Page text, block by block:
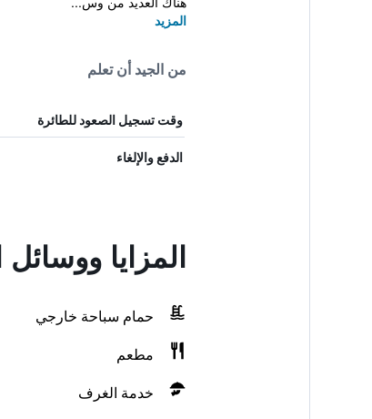
المزيد
من الجيد أن تعلم
وقت تسجيل الصعود للطائرة
الدفع والإلغاء
المزايا
حمام سباحة خارجي
مطعم
خدمة الغرف